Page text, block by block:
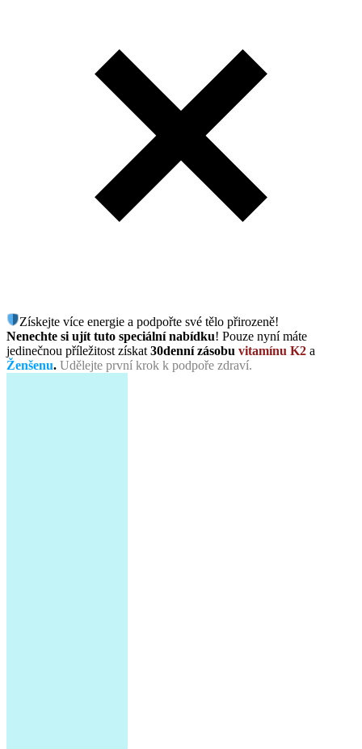
Získejte více energie a podpořte své tělo přirozeně!
Nenechte si ujít tuto speciální nabídku! Pouze nyní máte
jedinečnou příležitost získat30denní zásobu vitamínu K2 a
Ženšenu. Udělejte první krok k podpoře zdraví.